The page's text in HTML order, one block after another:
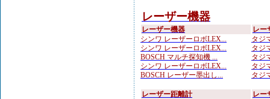
レーザー機器
レーザー機器
シンワ レーザーロボLEX...
シンワ レーザーロボLEX...
BOSCH マルチ探知機 ...
シンワ レーザーロボLEX...
BOSCH レーザー墨出し...
レー
タジ
タジ
タジ
タジ
タジ
レーザー距離計
レー